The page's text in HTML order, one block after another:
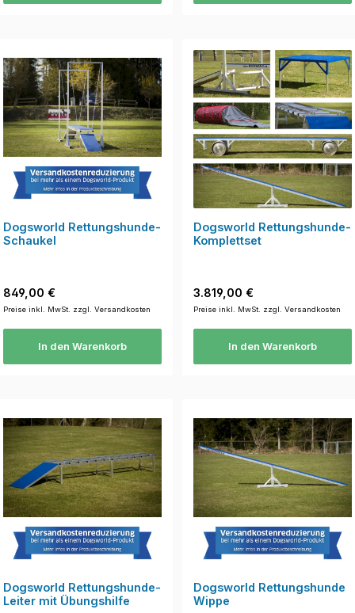
Dogsworld Rettungshunde-
Schaukel
Regulärer Preis:
849,00 €
Preise inkl. MwSt. zzgl. Versandkosten
In den Warenkorb
Dogsworld Rettungshunde-
Komplettset
Regulärer Preis:
3.819,00 €
Preise inkl. MwSt. zzgl. Versandkosten
In den Warenkorb
Dogsworld Rettungshunde-
Leiter mit Übungshilfe
Dogsworld Rettungshunde
Wippe